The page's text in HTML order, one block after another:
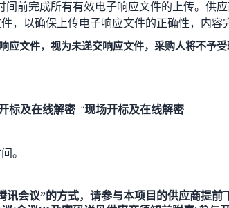
间前完成所有有效电子响应文件的上传。供
，以确保上传电子响应文件的正确性，内容
应文件，视为未递交响应文件，采购人将不予
标及在线解密 ¨现场开标及在线解密
。
讯会议”的方式，请参与本项目的供应商提前